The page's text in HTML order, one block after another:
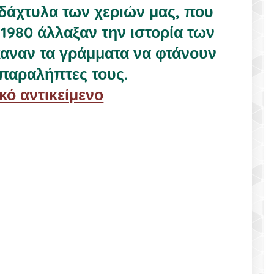
των χεριών μας, που
άλλαξαν την ιστορία των
τα γράμματα να φτάνουν
τους.
αντικείμενο